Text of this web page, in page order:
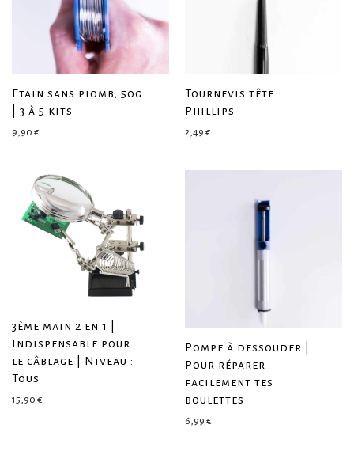
Etain sans plomb, 50g
| 3 à 5 kits
9,90 €
Tournevis tête
Phillips
2,49 €
3ème main 2 en 1 |
Indispensable pour
le câblage | Niveau :
Tous
15,90 €
Pompe à dessouder |
Pour réparer
facilement tes
boulettes
6,99 €